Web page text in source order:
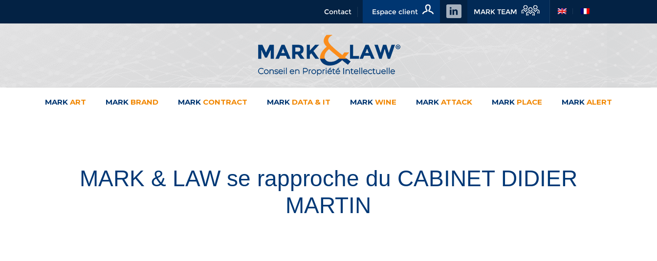
Contact Espace client MARK TEAM
MARK ART MARK BRAND MARK CONTRACT MARK DATA & IT MARK WINE MARK ATTACK MARK PLACE MARK ALERT
MARK & LAW se rapproche du CABINET DIDIER
MARTIN